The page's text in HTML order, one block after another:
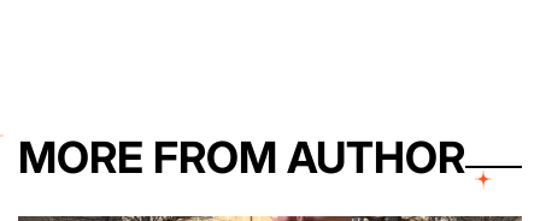
MORE FROM AUTHOR